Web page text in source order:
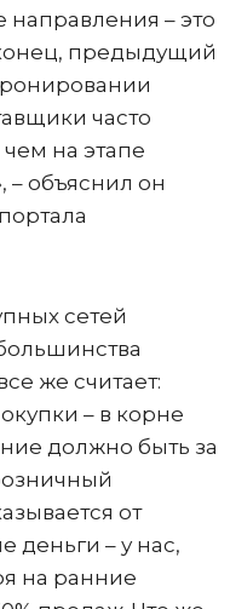
направления – это
предыдущий
часто
на этапе
объяснил он
сетей
же считает:
– в корне
должно быть за
от
деньги – у нас,
на ранние